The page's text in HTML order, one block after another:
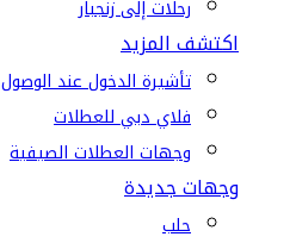
رحلات إلى زنجبار
اكتشف المزيد
تأشيرة الدخول عند الوصول
فلاي دبي للعطلات
وجهات العطلات الصيفية
وجهات جديدة
حلب